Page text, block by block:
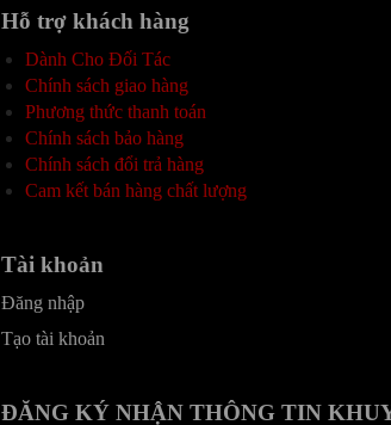
Hỗ trợ khách hàng
Dành Cho Đối Tác
Chính sách giao hàng
Phương thức thanh toán
Chính sách bảo hàng
Chính sách đổi trả hàng
Cam kết bán hàng chất lượng
Tài khoản
Đăng nhập
Tạo tài khoản
ĐĂNG KÝ NHẬN THÔNG TIN